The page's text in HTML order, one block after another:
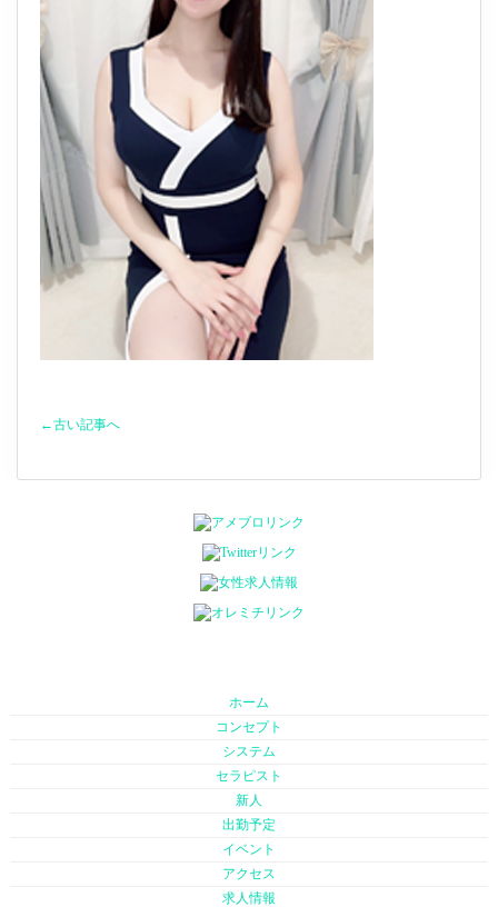
←古い記事へ
ホーム
コンセプト
システム
セラピスト
新人
出勤予定
イベント
アクセス
求人情報